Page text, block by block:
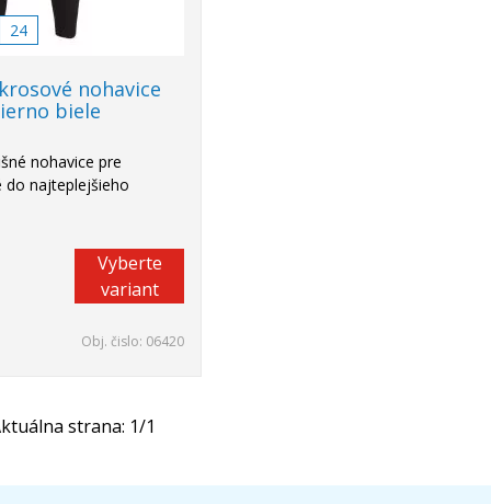
24
nohavice
biele
nohavice pre
najteplejšieho
Vyberte
variant
Obj. čislo: 06420
strana: 1/1